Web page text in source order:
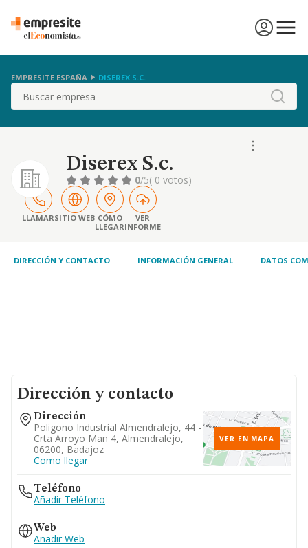
EMPRESITE ESPAÑA DISEREX S.C.
Buscar
Diserex S.c.
0/5( 0 votos)
LLAMARSITIO WEB CÓMO
LLEGAR
VER
INFORME
DIRECCIÓN Y CONTACTO INFORMACIÓN GENERAL DATOS
Dirección y contacto
Dirección
Poligono Industrial Almendralejo, 44 -
Crta Arroyo Man 4, Almendralejo,
06200, Badajoz
Como llegar
VER EN MAPA
Teléfono
Añadir Teléfono
Web
Añadir Web